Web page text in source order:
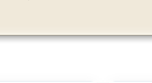
ประชาสัมพันธ์